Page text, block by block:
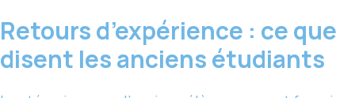
Retours d’expérience : ce que
disent les anciens étudiants